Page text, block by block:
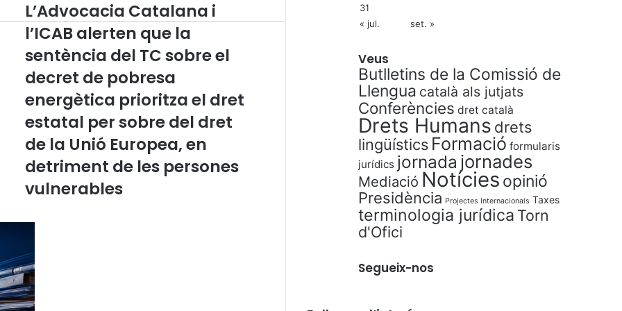
L
’
d
o
c
a
c
a
C
t
l
n
a
i
l
L’Advocacia Catalana i
l’ICAB alerten que la
sentència del TC sobre el
decret de pobresa
energètica prioritza el dret
estatal per sobre del dret
de la Unió Europea, en
detriment de les persones
vulnerables
31
« jul.
set. »
Veus
Butlletins de la Comissió de
Llengua català als jutjats
Conferències dret català
Drets Humans drets
lingüístics Formació formularis
jurídics jornada jornades
Mediació Notícies opinió
Presidència Projectes Internacionals Taxes
terminologia jurídica Torn
d'Ofici
Segueix-nos